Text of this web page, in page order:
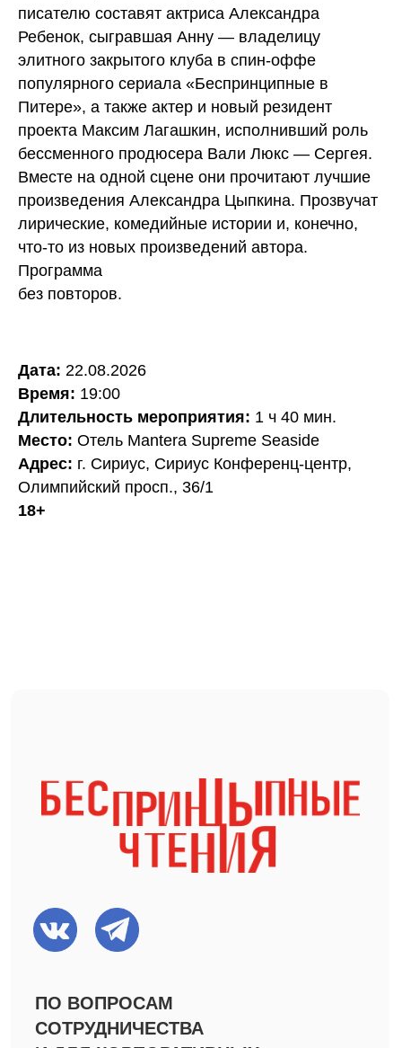
писателю составят актриса Александра
Ребенок, сыгравшая Анну — владелицу
элитного закрытого клуба в спин-оффе
популярного сериала «Беспринципные в
Питере», а также актер и новый резидент
проекта Максим Лагашкин, исполнивший роль
бессменного продюсера Вали Люкс — Сергея.
Вместе на одной сцене они прочитают лучшие
произведения Александра Цыпкина. Прозвучат
лирические, комедийные истории и, конечно,
что-то из новых произведений автора.
Программа
без повторов.
Дата: 22.08.2026
Время: 19:00
Длительность мероприятия: 1 ч 40 мин.
Место: Отель Mantera Supreme Seaside
Адрес: г. Сириус, Сириус Конференц-центр,
Олимпийский просп., 36/1
18+
Новости
СМИ о нас
Видео
ПРОЕКТЫ
Главная
Команда
Вакансии